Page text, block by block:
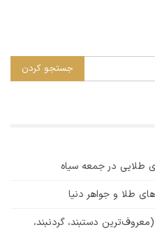
طلایی در جمعه سیاه
طلا و جواهر دنیا
دستبند، گردنبند،